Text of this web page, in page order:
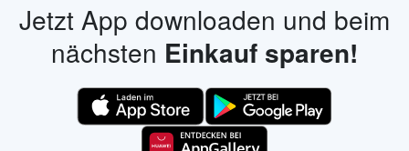
Jetzt App downloaden und beim
nächsten Einkauf sparen!